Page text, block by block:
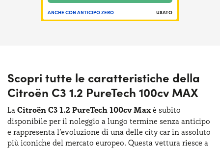
ANCHE CON ANTICIPO ZERO USATO
Scopri tutte le caratteristiche della
Citroën C3 1.2 PureTech 100cv MAX
La Citroën C3 1.2 PureTech 100cv Max è subito
disponibile per il noleggio a lungo termine senza anticipo
e rappresenta l’evoluzione di una delle city car in assoluto
più iconiche del mercato europeo. Questa vettura riesce a